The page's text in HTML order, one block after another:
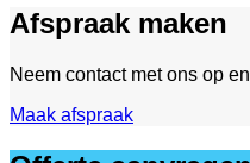
Afspraak maken
Neem contact met ons op
Maak afspraak